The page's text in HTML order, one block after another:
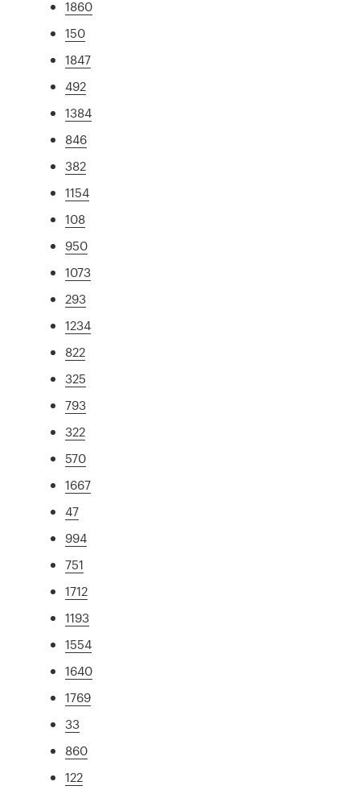
1860
150
1847
492
1384
846
382
1154
108
950
1073
293
1234
822
325
793
322
570
1667
47
994
751
1712
1193
1554
1640
1769
33
860
122